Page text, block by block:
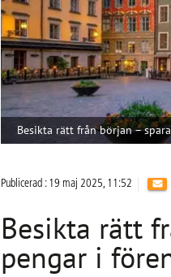
Besikta rätt från början –
Publicerad : 19 maj 2025, 11:52
Besikta rätt
pengar i